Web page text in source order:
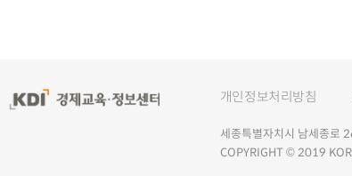
개인정보처리방침
세종특별자치시 남세종
COPYRIGHT © 2019